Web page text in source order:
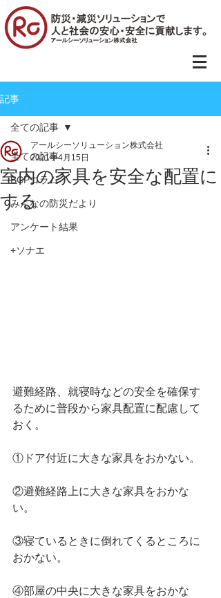
記事
全ての記事
BCPコラム
みんなの防災だより
アンケート結果
+ソナエ
全ての記事
室内の家具を安全な配置に
する
アールシーソリューション株式会社
2021年4月15日
避難経路、就寝時などの安全を確保す
るために普段から家具配置に配慮して
おく。
①ドア付近に大きな家具をおかない。
②避難経路上に大きな家具をおかな
い。
③寝ているときに倒れてくるところに
おかない。
④部屋の中央に大きな家具をおかな